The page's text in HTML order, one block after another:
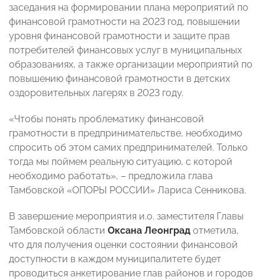
заседания на формировании плана мероприятий по
финансовой грамотности на 2023 год, повышении
уровня финансовой грамотности и защите прав
потребителей финансовых услуг в муниципальных
образованиях, а также организации мероприятий по
повышению финансовой грамотности в детских
оздоровительных лагерях в 2023 году.
«Чтобы понять проблематику финансовой
грамотности в предпринимательстве, необходимо
спросить об этом самих предпринимателей. Только
тогда мы поймем реальную ситуацию, с которой
необходимо работать», – предложила глава
Тамбовской «ОПОРЫ РОССИИ» Лариса Сенникова.
В завершение мероприятия и.о. заместителя Главы
Тамбовской области Оксана Леонград отметила,
что для получения оценки состоянии финансовой
доступности в каждом муниципалитете будет
проводиться анкетирование глав районов и городов